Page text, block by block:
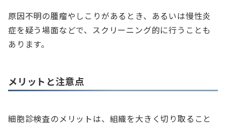
原因不明の腫瘤やしこりがあるとき、あるいは慢性炎
症を疑う場面などで、スクリーニング的に行うことも
あります。
メリットと注意点
細胞診検査のメリットは、組織を大きく切り取ること